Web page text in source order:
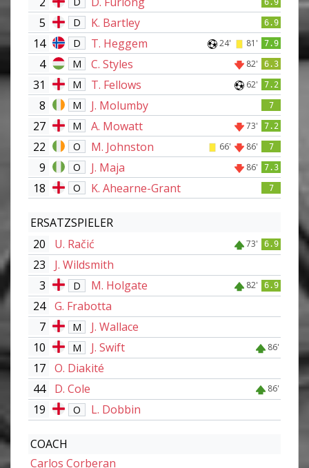
5 D K. Bartley 6.9
14 D T. Heggem 24' 81' 7.9
4 M C. Styles 82' 6.3
31 M T. Fellows 62' 7.2
8 M J. Molumby 7
27 M A. Mowatt 73' 7.2
22 O M. Johnston 66' 86' 7
9 O J. Maja 86' 7.3
18 O K. Ahearne-Grant 7
ERSATZSPIELER
20
U. Račić 73' 6.9
23
J. Wildsmith
3
D M. Holgate 82' 6.9
24 G. Frabotta
7
M
J. Wallace
10
M J. Swift 86'
17 O. Diakité
44
D. Cole 86'
19 O L. Dobbin
COACH
Carlos Corberan